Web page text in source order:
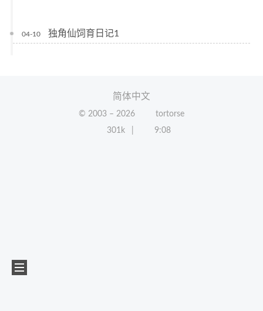
04-10 独角仙饲育日记1
简体中文
© 2003 – 2026
tortorse
301k
9:08